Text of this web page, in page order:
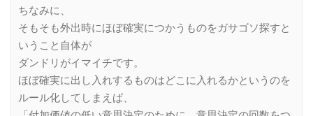
ちなみに、
そもそも外出時にほぼ確実につかうものをガサゴソ探すと
いうこと自体が
ダンドリがイマイチです。
ほぼ確実に出し入れするものはどこに入れるかというのを
ルール化してしまえば、